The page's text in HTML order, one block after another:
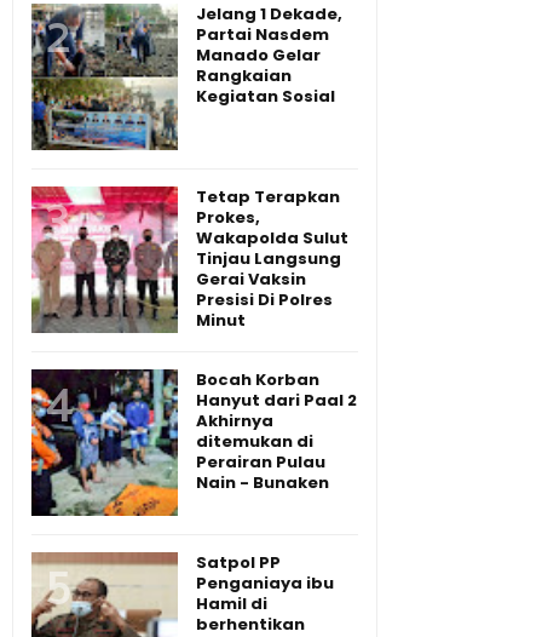
Jelang 1 Dekade,
Partai Nasdem
Manado Gelar
Rangkaian
Kegiatan Sosial
Tetap Terapkan
Prokes,
Wakapolda Sulut
Tinjau Langsung
Gerai Vaksin
Presisi Di Polres
Minut
Bocah Korban
Hanyut dari Paal 2
Akhirnya
ditemukan di
Perairan Pulau
Nain - Bunaken
Satpol PP
Penganiaya ibu
Hamil di
berhentikan